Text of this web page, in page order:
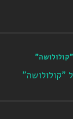
"קולולושה"